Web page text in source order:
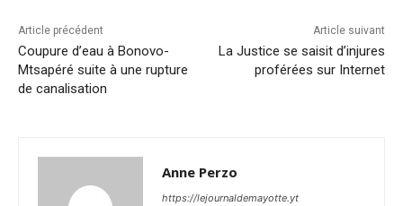
Article précédent
Coupure d’eau à Bonovo-
Mtsapéré suite à une rupture
de canalisation
Article suivant
La Justice se saisit d’injures
proférées sur Internet
Anne Perzo
https://lejournaldemayotte.yt